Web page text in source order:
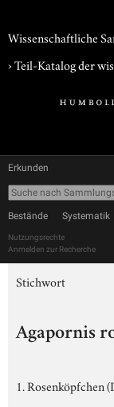
Wissenschaftliche
› Teil-Katalog der
Erkunden
Bestände Systematik
Nutzungsrechte
Anmelden zur Recherche
Stichwort
Agapornis
1. Rosenköpfchen